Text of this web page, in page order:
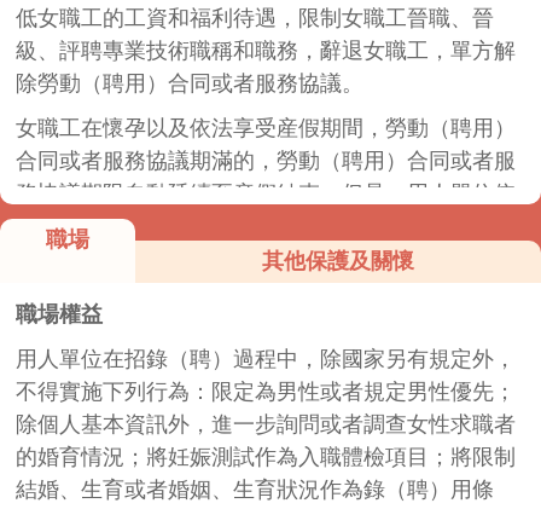
低女職工的工資和福利待遇，限制女職工晉職、晉
級、評聘專業技術職稱和職務，辭退女職工，單方解
除勞動（聘用）合同或者服務協議。
女職工在懷孕以及依法享受産假期間，勞動（聘用）
合同或者服務協議期滿的，勞動（聘用）合同或者服
務協議期限自動延續至産假結束。但是，用人單位依
法解除、終止勞動（聘用）合同、服務協議，或者女
職工依法要求解除、終止勞動（聘用）合同、服務協
離婚政策
女方在懷孕期間、分娩後一年內或者終止妊娠後六個
月內，男方不得提出離婚；但是，女方提出離婚或者
人民法院認為確有必要受理男方離婚請求的除外。
職場
其他保護及關懷
職場權益
用人單位在招錄（聘）過程中，除國家另有規定外，
不得實施下列行為：限定為男性或者規定男性優先；
除個人基本資訊外，進一步詢問或者調查女性求職者
的婚育情況；將妊娠測試作為入職體檢項目；將限制
結婚、生育或者婚姻、生育狀況作為錄（聘）用條